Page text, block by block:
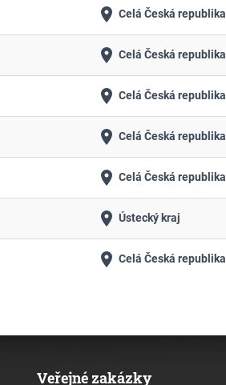
place Celá Česká republika
place Celá Česká republika
place Celá Česká republika
place Celá Česká republika
place Celá Česká republika
place Ústecký kraj
place Celá Česká republika
Veřejné zakázky